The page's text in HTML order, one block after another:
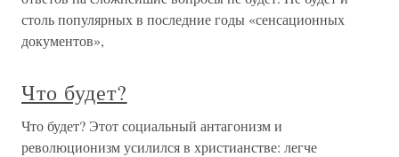
столь популярных в последние годы «сенсационных
документов»,
Что будет?
Что будет? Этот социальный антагонизм и
революционизм усилился в христианстве: легче